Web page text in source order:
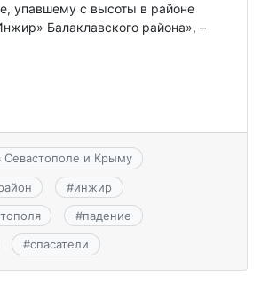
упавшему с высоты в районе
Балаклавского района», –
Севастополе и Крыму
#инжир
#падение
#спасатели